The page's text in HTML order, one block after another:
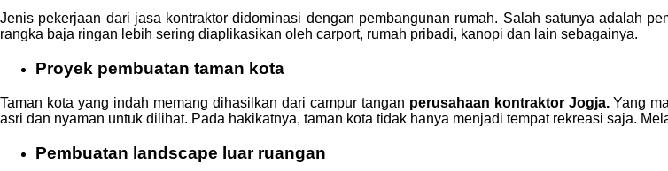
Jenis pekerjaan dari jasa kontraktor didominasi dengan pembangunan rumah. Salah satunya adalah
rangka baja ringan lebih sering diaplikasikan oleh carport, rumah pribadi, kanopi dan lain sebagainya.
Proyek pembuatan taman kota
Taman kota yang indah memang dihasilkan dari campur tangan perusahaan kontraktor Jogja.Yang
asri dan nyaman untuk dilihat. Pada hakikatnya, taman kota tidak hanya menjadi tempat rekreasi saja.
Pembuatan landscape luar ruangan